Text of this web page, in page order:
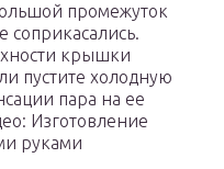
промежуток
соприкасались.
крышки
пустите холодную
пара на ее
Изготовление
руками